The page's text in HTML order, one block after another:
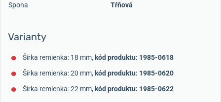
Spona
Tŕňová
Varianty
Šírka remienka: 18 mm, kód produktu: 1985-0618
Šírka remienka: 20 mm, kód produktu: 1985-0620
Šírka remienka: 22 mm, kód produktu: 1985-0622